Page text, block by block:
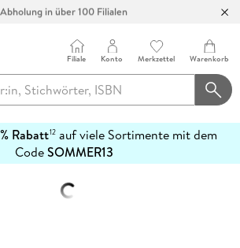
Abholung in über 100 Filialen
Filiale Konto Merkzettel Warenkorb
Rabatt12auf viele Sortimente mit dem
CodeSOMMER13